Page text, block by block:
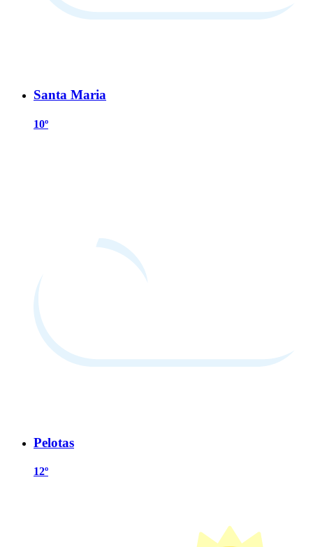
Santa Maria
10º
Pelotas
12º